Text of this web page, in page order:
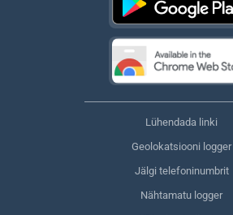
Lühendada linki
Geolokatsiooni logger
Jälgi telefoninumbrit
Nähtamatu logger